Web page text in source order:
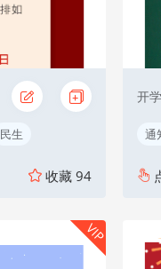
民生
收藏 94
通
VIP